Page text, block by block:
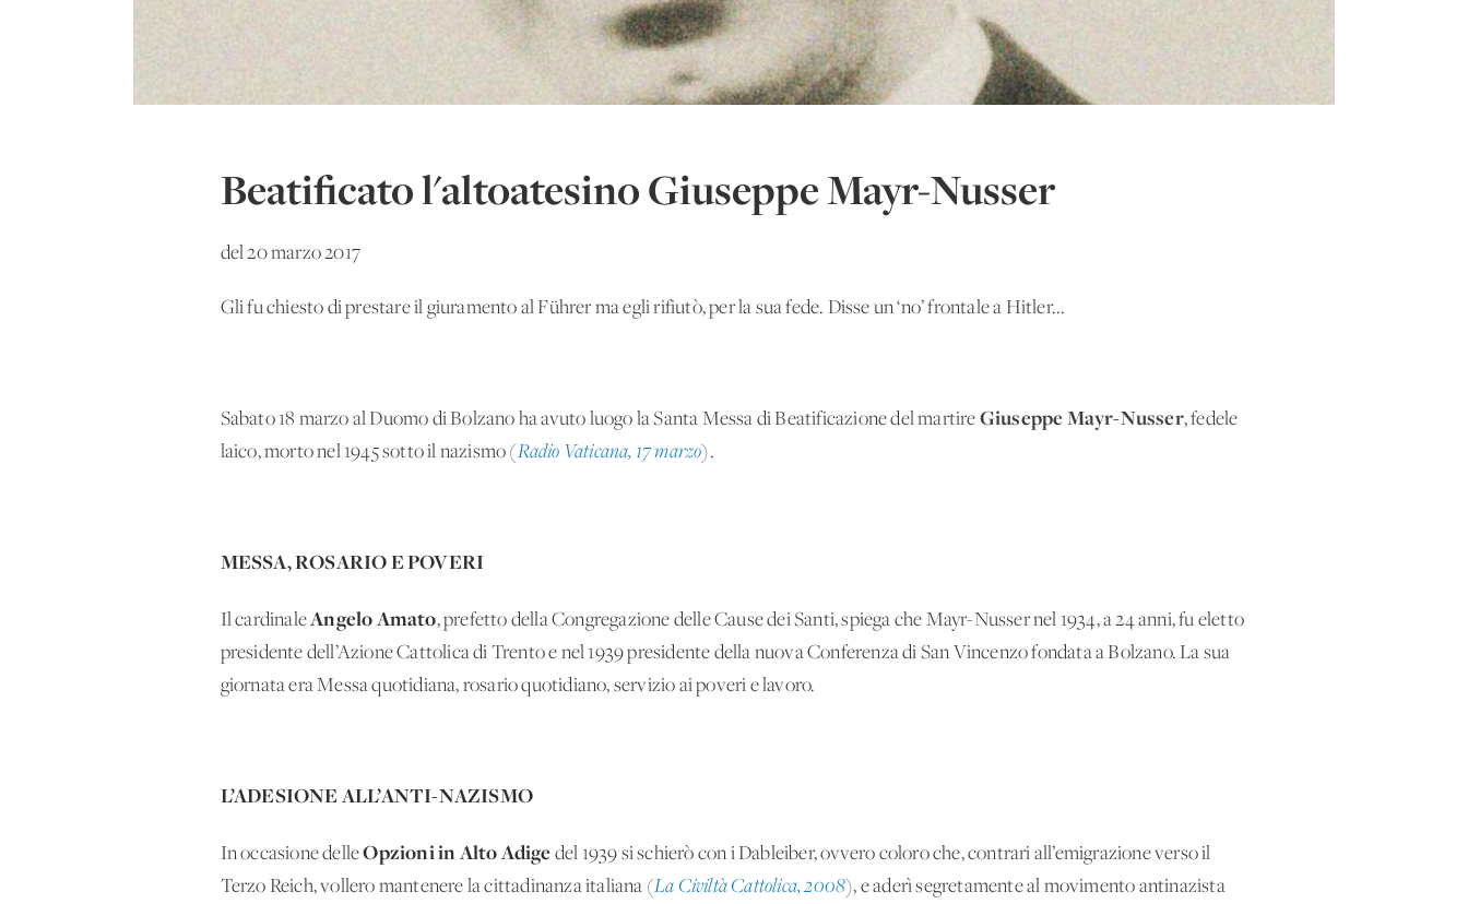
Beatificato l'altoatesino Giuseppe Mayr-Nusser
del 20 marzo 2017
Gli fu chiesto di prestare il giuramento al Führer ma egli rifiutò, per la sua fede. Disse un ‘no’ frontale a Hitler...
Sabato 18 marzo al Duomo di Bolzano ha avuto luogo la Santa Messa di Beatificazione del martire Giuseppe Mayr-Nusser, fedele
laico, morto nel 1945 sotto il nazismo (Radio Vaticana, 17 marzo).
MESSA, ROSARIO E POVERI
Il cardinaleAngelo Amato, prefetto della Congregazione delle Cause dei Santi, spiega che Mayr-Nusser nel 1934, a 24 anni, fu eletto
presidente dell’Azione Cattolica di Trento e nel 1939 presidente della nuova Conferenza di San Vincenzo fondata a Bolzano. La sua
giornata era Messa quotidiana, rosario quotidiano, servizio ai poveri e lavoro.
L’ADESIONE ALL’ANTI-NAZISMO
In occasione delleOpzioni in Alto Adige del 1939 si schierò con i Dableiber, ovvero coloro che, contrari all’emigrazione verso il
Terzo Reich, vollero mantenere la cittadinanza italiana (La Civiltà Cattolica, 2008), e aderì segretamente al movimento antinazista